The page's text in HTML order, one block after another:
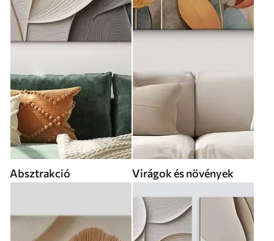
Absztrakció Virágok és növények